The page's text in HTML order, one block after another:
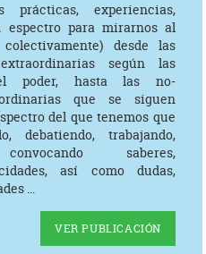
prácticas, experiencias,
para mirarnos al
desde las
según las
poder, hasta las no-
que se siguen
del que tenemos que
debatiendo, trabajando,
saberes,
así como dudas,
...
VER PUBLICACIÓN